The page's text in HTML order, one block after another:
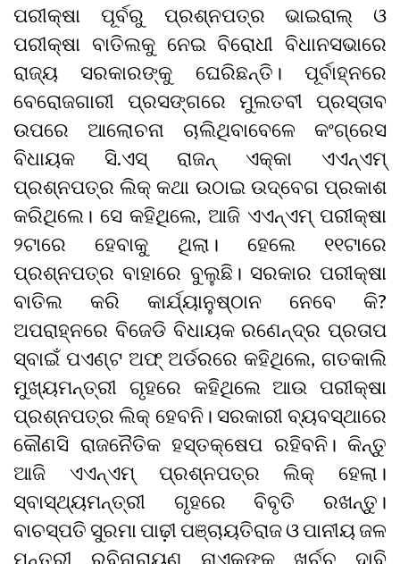
ପରୀକ୍ଷା ପୂର୍ବରୁ ପ୍ରଶ୍ନପତ୍ର ଭାଇରାଲ୍‌ ଓ
ପରୀକ୍ଷା ବାତିଲକୁ ନେଇ ବିରୋଧୀ ବିଧାନସଭାରେ
ରାଜ୍ୟ ସରକାରଙ୍କୁ ଘେରିଛନ୍ତି। ପୂର୍ବାହ୍ନରେ
ବେରୋଜଗାରୀ ପ୍ରସଙ୍ଗରେ ମୁଲତବୀ ପ୍ରସ୍ତାବ
ଉପରେ ଆଲୋଚନା ଚାଲିଥିବାବେଳେ କଂଗ୍ରେସ
ବିଧାୟକ ସି.ଏସ୍ ରାଜନ୍ ଏକ୍କା ଏଏନ୍‌ଏମ୍
ପ୍ରଶ୍ନପତ୍ର ଲିକ୍ କଥା ଉଠାଇ ଉଦ୍‌ବେଗ ପ୍ରକାଶ
କରିଥିଲେ। ସେ କହିଥିଲେ, ଆଜି ଏଏନ୍‌ଏମ୍ ପରୀକ୍ଷା
୨ଟାରେ ହେବାକୁ ଥିଲା। ହେଲେ ୧୧ଟାରେ
ପ୍ରଶ୍ନପତ୍ର ବାହାରେ ବୁଲୁଛି। ସରକାର ପରୀକ୍ଷା
ବାତିଲ କରି କାର୍ଯ୍ୟାନୁଷ୍ଠାନ ନେବେ କି?
ଅପରାହ୍ନରେ ବିଜେଡି ବିଧାୟକ ରଣେନ୍ଦ୍ର ପ୍ରତାପ
ସ୍ବାଇଁ ପଏଣ୍ଟ ଅଫ୍ ଅର୍ଡରରେ କହିଥିଲେ, ଗତକାଲି
ମୁଖ୍ୟମନ୍ତ୍ରୀ ଗୃହରେ କହିଥିଲେ ଆଉ ପରୀକ୍ଷା
ପ୍ରଶ୍ନପତ୍ର ଲିକ୍ ହେବନି। ସରକାରୀ ବ୍ୟବସ୍ଥାରେ
କୌଣସି ରାଜନୈତିକ ହସ୍ତକ୍ଷେପ ରହିବନି। କିନ୍ତୁ
ଆଜି ଏଏନ୍‌ଏମ୍ ପ୍ରଶ୍ନପତ୍ର ଲିକ୍ ହେଲା।
ସ୍ବାସ୍ଥ୍ୟମନ୍ତ୍ରୀ ଗୃହରେ ବିବୃତି ରଖନ୍ତୁ।
ବାଚସ୍ପତି ସୁରମା ପାଢ଼ୀ ପଞ୍ଚାୟତିରାଜ ଓ ପାନୀୟ ଜଳ
ମନ୍ତ୍ରୀ ରବିନାରାୟଣ ନାଏକଙ୍କୁ ଖର୍ଚ୍ଚ ଦାବି